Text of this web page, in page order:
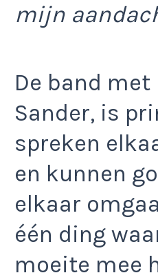
mijn
De band met
Sander, is
spreken
en kunnen
elkaar
één ding
moeite mee